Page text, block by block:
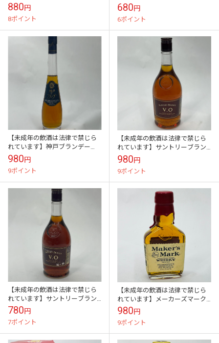
デー VO 640ml
880円
8ポイント
酒 500ml 15度 ワイン きん
もくせいの香り
680円
6ポイント
【未成年の飲酒は法律で禁じら
れています】神戸ブランデー
500ml40度財団法人神戸みのり
の公社
980円
9ポイント
【未成年の飲酒は法律で禁じら
れています】サントリーブラン
デー VO 37度 640ml 古酒
980円
9ポイント
【未成年の飲酒は法律で禁じら
れています】サントリーブラン
デー VO 37度 640ml 古酒
780円
7ポイント
【未成年の飲酒は法律で禁じら
れています】メーカーズマーク
レッドトップ 45度 200ml
980円
9ポイント